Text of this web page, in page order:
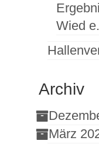
Wied
Archiv
März